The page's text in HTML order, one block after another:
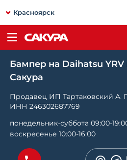
Красноярск
Бампер на Daihatsu YRV
Сакура
Продавец ИП Тартаковский А.
ИНН 246302687769
понедельник-суббота 09:00-
воскресенье 10:00-16:00